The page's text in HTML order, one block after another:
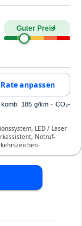
Guter Preis4
Rate anpassen
185 g/km · CO₂-
LED / Laser
Notruf-